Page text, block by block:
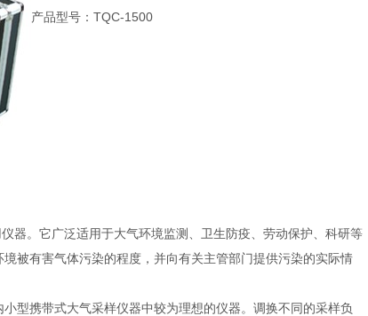
产品型号：TQC-1500
器。它广泛适用于大气环境监测、卫生防疫、劳动保护、科研等
被有害气体污染的程度，并向有关主管部门提供污染的实际情
型携带式大气采样仪器中较为理想的仪器。调换不同的采样负